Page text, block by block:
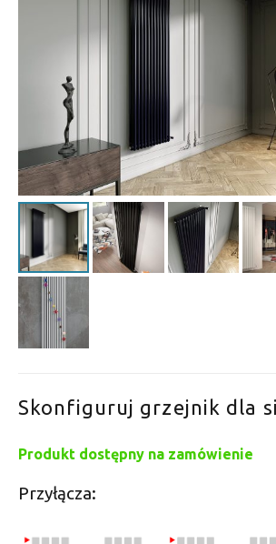
Skonfiguruj grzejnik dla
Produkt dostępny na zamówienie
Przyłącza: